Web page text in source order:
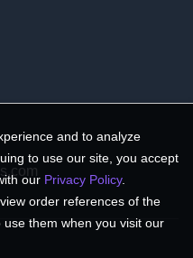
and to analyze
to use our site, you accept
our Privacy Policy.
order references of the
use them when you visit our